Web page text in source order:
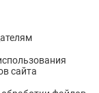
сайта